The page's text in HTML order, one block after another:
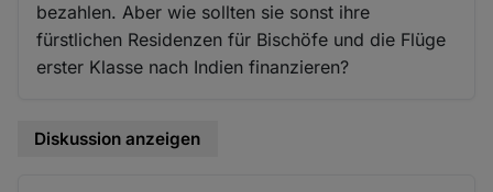
bezahlen. Aber wie sollten sie sonst ihre
fürstlichen Residenzen für Bischöfe und die Flüge
erster Klasse nach Indien finanzieren?
Diskussion anzeigen